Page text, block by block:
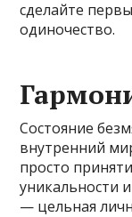
сделайте
одиночество.
Состояние
внутренний
просто
уникальности
— цельная